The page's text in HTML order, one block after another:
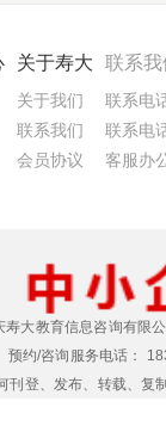
关于寿大
关于我们
联系我们
会员协议
联系我
联系电
联系电
客服办
寿大教育信息咨询有限
预约/咨询服务电话：
刊登、发布、转载、复